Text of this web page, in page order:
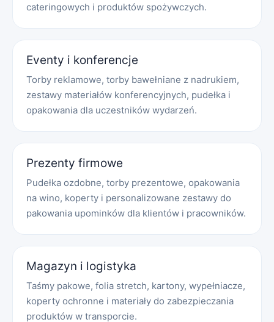
cateringowych i produktów spożywczych.
Eventy i konferencje
Torby reklamowe, torby bawełniane z nadrukiem,
zestawy materiałów konferencyjnych, pudełka i
opakowania dla uczestników wydarzeń.
Prezenty firmowe
Pudełka ozdobne, torby prezentowe, opakowania
na wino, koperty i personalizowane zestawy do
pakowania upominków dla klientów i pracowników.
Magazyn i logistyka
Taśmy pakowe, folia stretch, kartony, wypełniacze,
koperty ochronne i materiały do zabezpieczania
produktów w transporcie.